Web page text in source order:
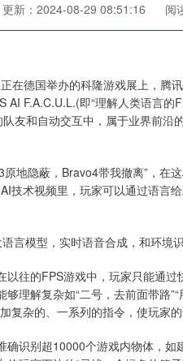
更新：2024-08-29 08:51:16 阅
德国举办的科隆游戏展上，腾
F.A.C.U.L.(即“理解人类语言的
友和自动交互中，属于业界前沿
隐蔽，Bravo4带我撤离”，在
技术视频里，玩家可以通过语言
模型，实时语音合成，和环境
的FPS游戏中，玩家只能通过
理解复杂如“二号，去前面带路
复杂的、一系列的指令，使玩家
识别超10000个游戏内物体，如